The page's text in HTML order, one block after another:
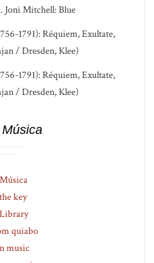
Joni Mitchell: Blue
1791): Réquiem, Exultate,
/ Dresden, Klee)
1791): Réquiem, Exultate,
/ Dresden, Klee)
key
quiabo
music